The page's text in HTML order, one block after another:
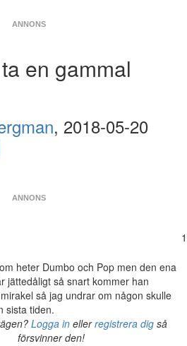
ANNONS
en gammal
, 2018-05-20
ANNONS
1
heter Dumbo och Pop men den ena
jättedåligt så snart kommer han
så jag undrar om någon skulle
sista tiden.
Logga inellerregistrera digså
försvinner den!